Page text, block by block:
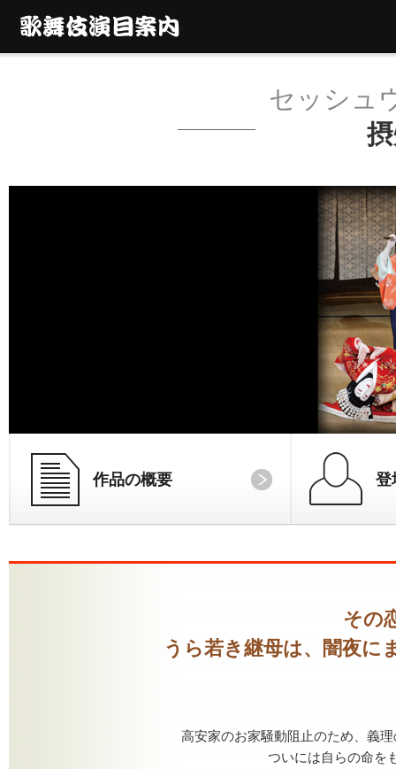
セッシュ
作品の概要 登
その
うら若き継母は、闇夜に
高安家のお家騒動阻止のため、義
ついには自らの命を